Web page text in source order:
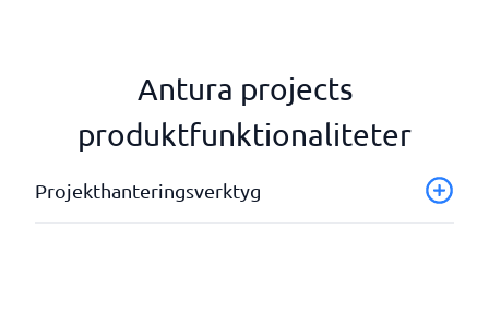
Antura projects
produktfunktionaliteter
Projekthanteringsverktyg